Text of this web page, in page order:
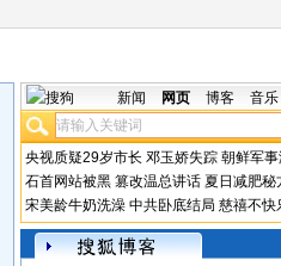
新闻 网页 博客 音乐
央视质疑29岁市长 邓玉娇失踪 朝鲜军事
石首网站被黑 篡改温总讲话 夏日减肥秘
宋美龄牛奶洗澡 中共卧底结局 慈禧不快